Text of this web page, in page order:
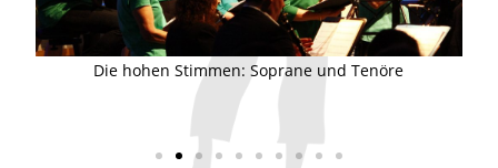
Die hohen Stimmen: Soprane und Tenöre